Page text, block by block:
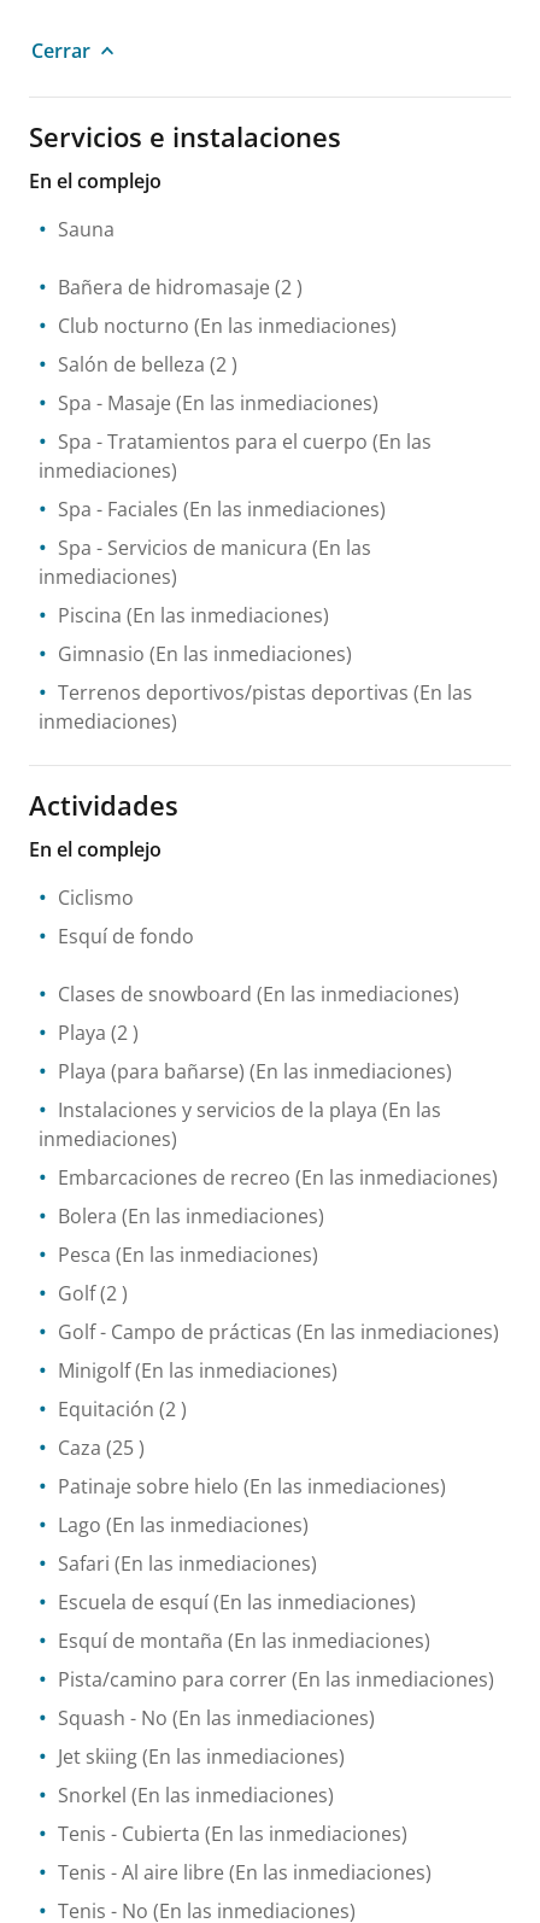
Cerrar
Servicios e instalaciones
En el complejo
Sauna
Bañera de hidromasaje (2 )
Club nocturno (En las inmediaciones)
Salón de belleza (2 )
Spa - Masaje (En las inmediaciones)
Spa - Tratamientos para el cuerpo (En las
inmediaciones)
Spa - Faciales (En las inmediaciones)
Spa - Servicios de manicura (En las
inmediaciones)
Piscina (En las inmediaciones)
Gimnasio (En las inmediaciones)
Terrenos deportivos/pistas deportivas (En las
inmediaciones)
Actividades
En el complejo
Ciclismo
Esquí de fondo
Clases de snowboard (En las inmediaciones)
Playa (2 )
Playa (para bañarse) (En las inmediaciones)
Instalaciones y servicios de la playa (En las
inmediaciones)
Embarcaciones de recreo (En las inmediaciones)
Bolera (En las inmediaciones)
Pesca (En las inmediaciones)
Golf(2 )
Golf - Campo de prácticas (En las inmediaciones)
Minigolf(En las inmediaciones)
Equitación (2 )
Caza (25 )
Patinaje sobre hielo (En las inmediaciones)
Lago (En las inmediaciones)
Safari (En las inmediaciones)
Escuela de esquí(En las inmediaciones)
Esquí de montaña (En las inmediaciones)
Pista/camino para correr(En las inmediaciones)
Squash - No (En las inmediaciones)
Jet skiing(En las inmediaciones)
Snorkel (En las inmediaciones)
Tenis - Cubierta (En las inmediaciones)
Tenis - Al aire libre (En las inmediaciones)
Tenis - No (En las inmediaciones)